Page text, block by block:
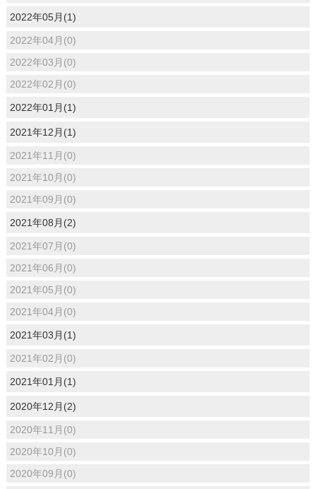
2022年05月(1)
2022年04月(0)
2022年03月(0)
2022年02月(0)
2022年01月(1)
2021年12月(1)
2021年11月(0)
2021年10月(0)
2021年09月(0)
2021年08月(2)
2021年07月(0)
2021年06月(0)
2021年05月(0)
2021年04月(0)
2021年03月(1)
2021年02月(0)
2021年01月(1)
2020年12月(2)
2020年11月(0)
2020年10月(0)
2020年09月(0)